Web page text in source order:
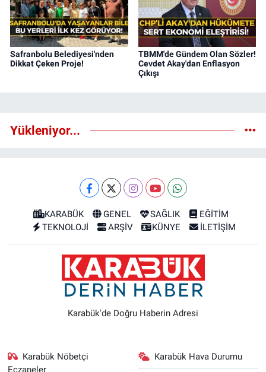
Safranbolu Belediyesi'nden
Dikkat Çeken Proje!
TBMM'de Gündem Olan Sözler!
Cevdet Akay'dan Enflasyon
Çıkışı
Yükleniyor...
KARABÜK GENEL SAĞLIK
EĞİTİM
TEKNOLOJİ
ARŞİV KÜNYE İLETİŞİM
Karabük'de Doğru Haberin Adresi
Karabük Nöbetçi
Eczaneler
Karabük Hava Durumu